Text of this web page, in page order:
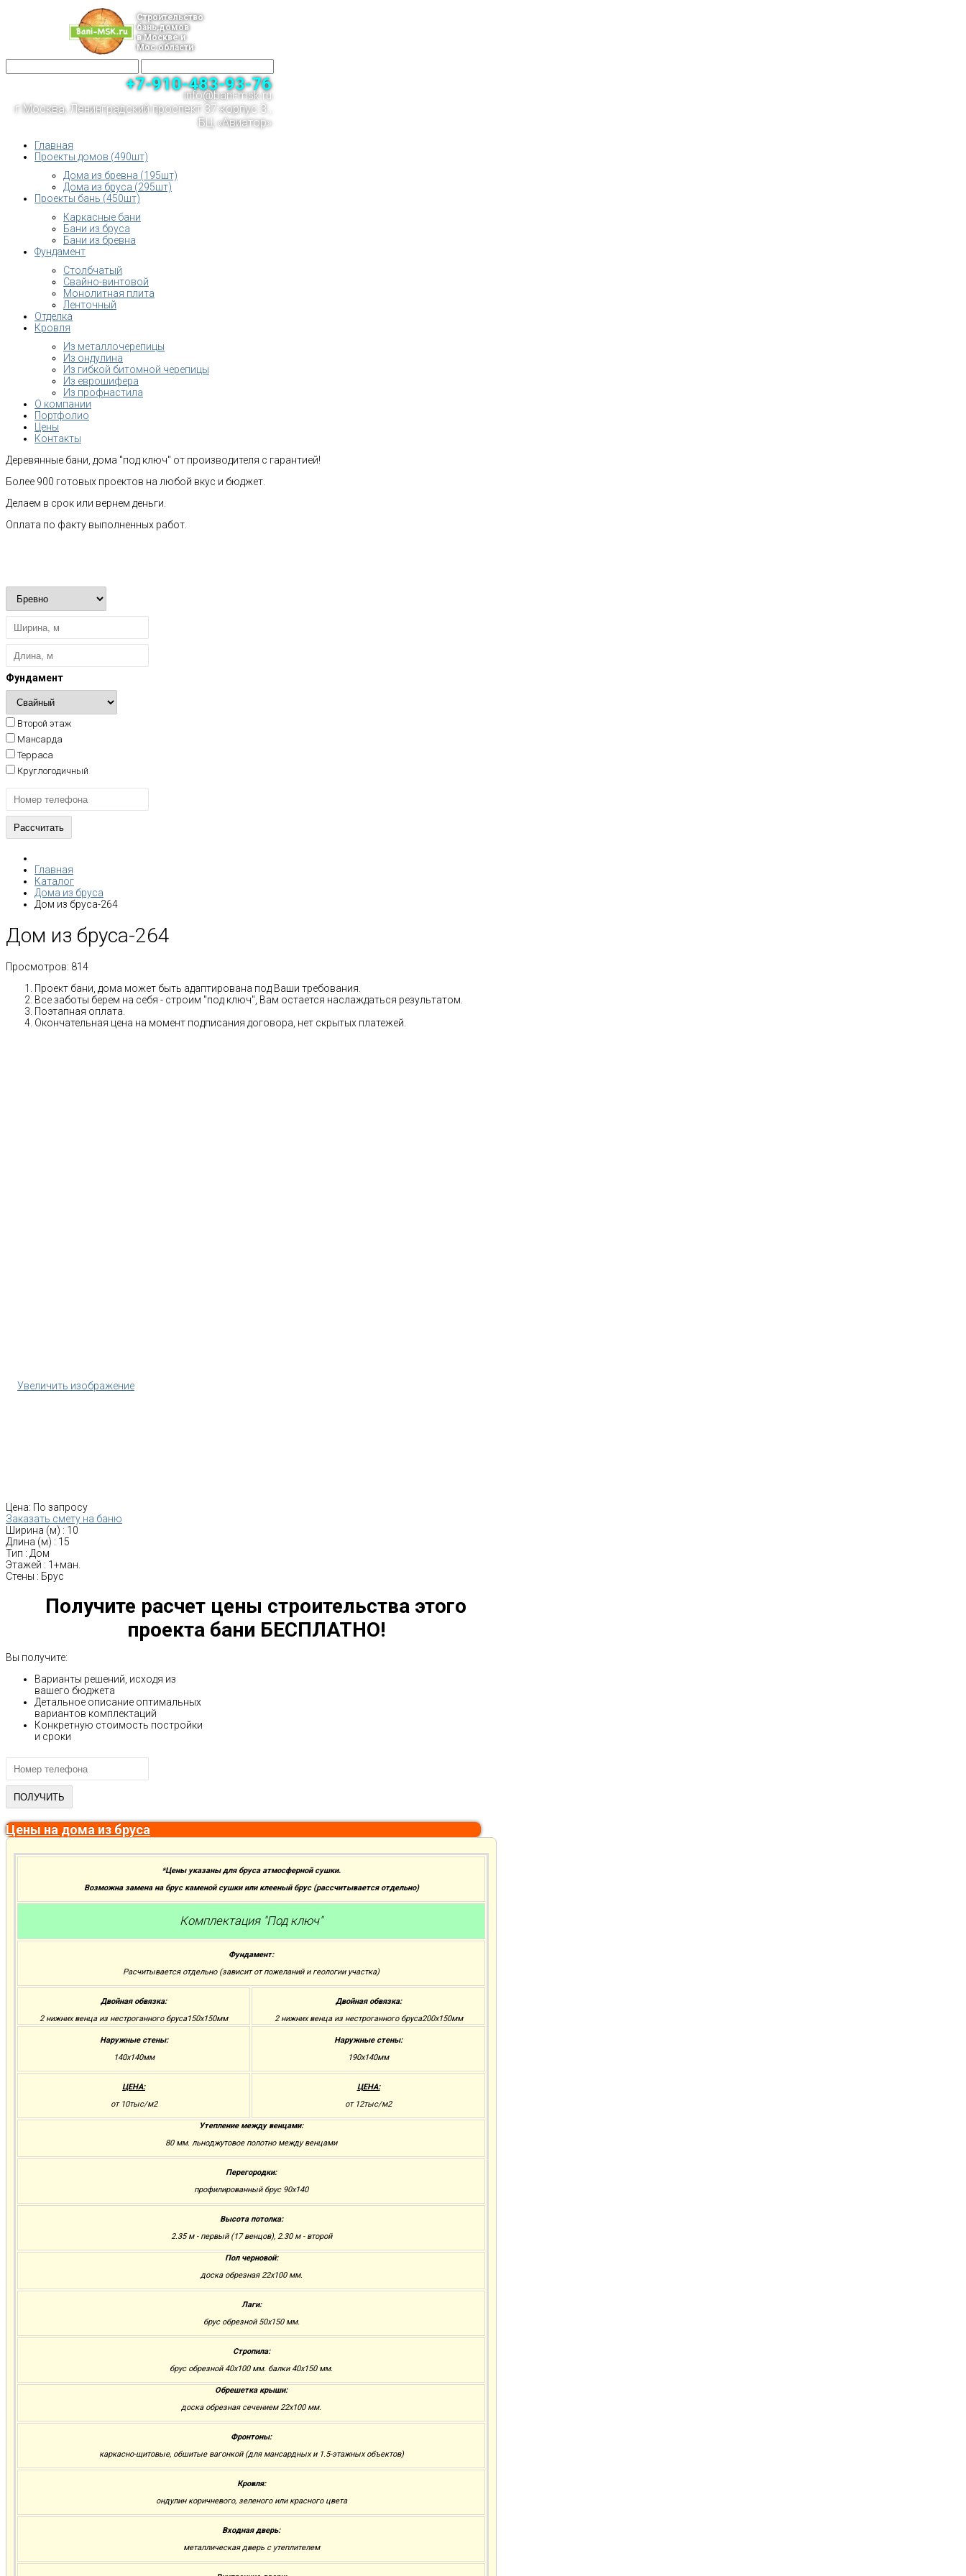
Строительство
бань,домов
в Москве и
Мос.области
+7-910-483-93-76
info@bani-msk.ru
г.Москва, Ленинградский проспект 37 корпус 3 ,
БЦ «Авиатор»
Главная
Проекты домов (490шт)
Дома из бревна (195шт)
Дома из бруса (295шт)
Проекты бань (450шт)
Каркасные бани
Бани из бруса
Бани из бревна
Фундамент
Столбчатый
Свайно-винтовой
Монолитная плита
Ленточный
Отделка
Кровля
Из металлочерепицы
Из ондулина
Из гибкой битомной черепицы
Из еврошифера
Из профнастила
О компании
Портфолио
Цены
Контакты
Деревянные бани, дома "под ключ" от производителя с гарантией!
Более 900 готовых проектов на любой вкус и бюджет.
Делаем в срок или вернем деньги.
Оплата по факту выполненных работ.
Фундамент
Второй этаж
Мансарда
Терраса
Круглогодичный
Главная
Каталог
Дома из бруса
Дом из бруса-264
Дом из бруса-264
Просмотров: 814
Проект бани, дома может быть адаптирована под Ваши требования.
Все заботы берем на себя - строим "под ключ", Вам остается наслаждаться результатом.
Поэтапная оплата.
Окончательная цена на момент подписания договора, нет скрытых платежей.
Увеличить изображение
Цена: По запросу
Заказать смету на баню
Ширина (м) : 10
Длина (м) : 15
Тип : Дом
Этажей : 1+ман.
Стены : Брус
Получите расчет цены строительства этого
проекта бани БЕСПЛАТНО!
Вы получите:
Варианты решений, исходя из
вашего бюджета
Детальное описание оптимальных
вариантов комплектаций
Конкретную стоимость постройки
и сроки
Цены на дома из бруса
*Цены указаны для бруса атмосферной сушки.
Возможна замена на брус каменой сушки или клееный брус (рассчитывается отдельно)
Комплектация "Под ключ"
Фундамент:
Расчитывается отдельно (зависит от пожеланий и геологии участка)
Двойная обвязка:
2 нижних венца из нестроганного бруса150х150мм
Двойная обвязка:
2 нижних венца из нестроганного бруса200x150мм
Наружные стены:
140х140мм
Наружные стены:
190х140мм
ЦЕНА:
от 10тыс/м2
ЦЕНА:
от 12тыс/м2
Утепление между венцами:
80 мм. льноджутовое полотно между венцами
Перегородки:
профилированный брус 90х140
Высота потолка:
2.35 м - первый (17 венцов), 2.30 м - второй
Пол черновой:
доска обрезная 22х100 мм.
Лаги:
брус обрезной 50х150 мм.
Стропила:
брус обрезной 40х100 мм. балки 40х150 мм.
Обрешетка крыши:
доска обрезная сечением 22х100 мм.
Фронтоны:
каркасно-щитовые, обшитые вагонкой (для мансардных и 1.5-этажных объектов)
Кровля:
ондулин коричневого, зеленого или красного цвета
Входная дверь:
металлическая дверь с утеплителем